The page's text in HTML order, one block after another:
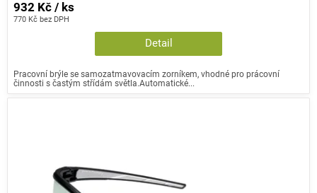
770 Kč bez DPH
932 Kč / ks
Detail
Pracovní brýle se samozatmavovacím zorníkem, vhodné pro prácovní
činnosti s častým střídám světla.Automatické...